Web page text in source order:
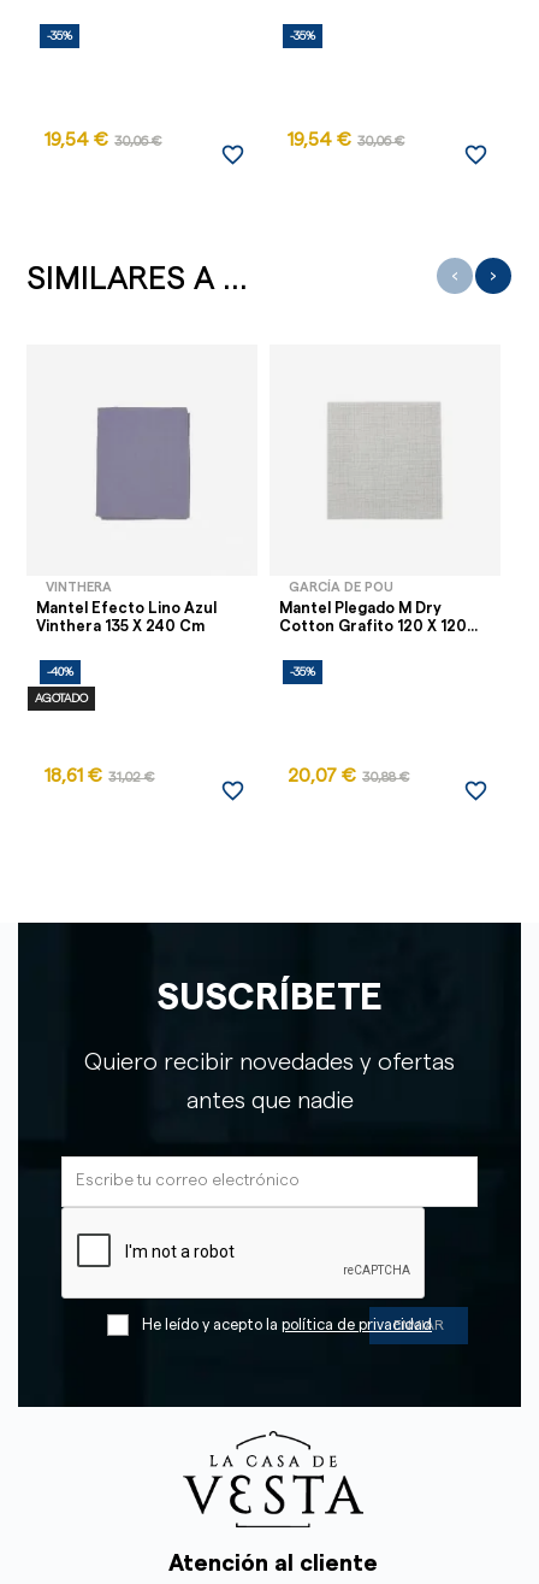
-35%
19,54 € 30,06 €
favorite_border
-35%
19,54 € 30,06 €
favorite_border
SIMILARES A ...
VINTHERA
Mantel Efecto Lino Azul
Vinthera 135 X 240 Cm
-40%
AGOTADO
18,61 € 31,02 €
favorite_border
GARCÍA DE POU
Mantel Plegado M Dry
Cotton Grafito 120 X 120...
-35%
20,07 € 30,88 €
favorite_border
‹ ›
SUSCRÍBETE
Quiero recibir novedades y ofertas
antes que nadie
He leído y acepto la política de privacidad
Atención al cliente